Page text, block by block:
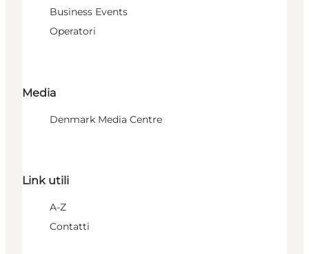
Business Events
Operatori
Media
Denmark Media Centre
Link utili
A-Z
Contatti